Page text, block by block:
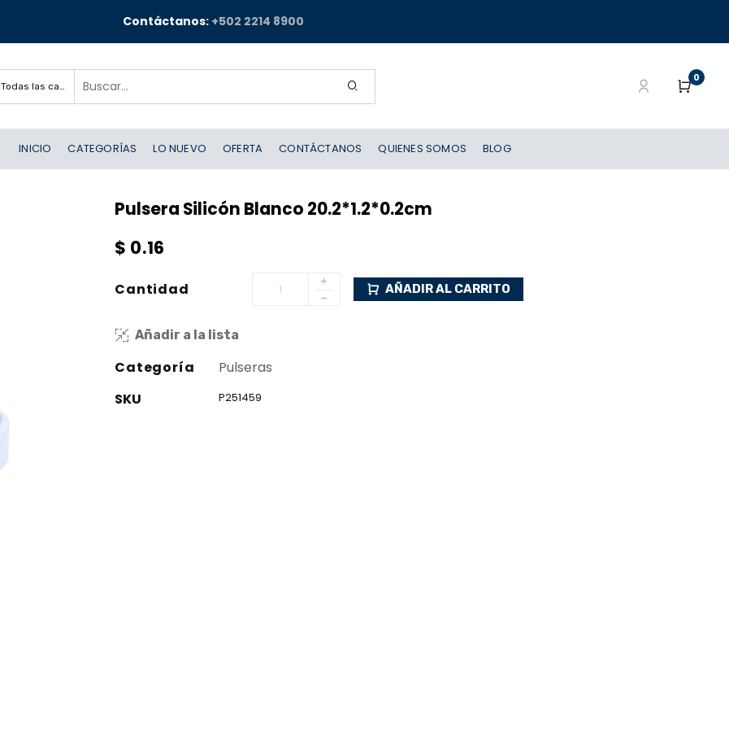
Contáctanos: +502 2214 8900
Todas las categorías
0
INICIO CATEGORÍAS LO NUEVO OFERTA CONTÁCTANOS QUIENES SOMOS BLOG
Pulsera Silicón Blanco 20.2*1.2*0.2cm
$ 0.16
Cantidad AÑADIR AL CARRITO
Añadir a la lista
Categoría
Pulseras
SKU
P251459